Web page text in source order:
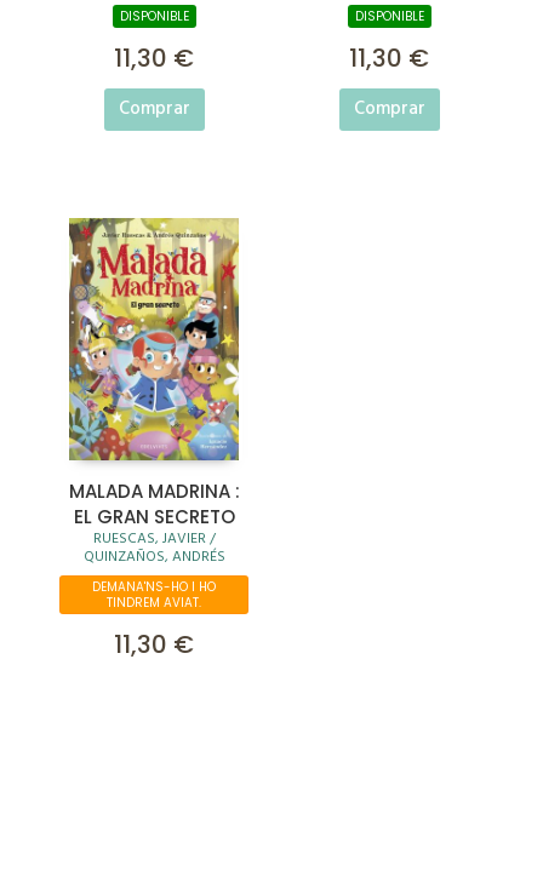
DISPONIBLE
11,30 €
Comprar
DISPONIBLE
11,30 €
Comprar
MALADA MADRINA :
EL GRAN SECRETO
RUESCAS, JAVIER /
QUINZAÑOS, ANDRÉS
DEMANA'NS-HO I HO
TINDREM AVIAT.
11,30 €